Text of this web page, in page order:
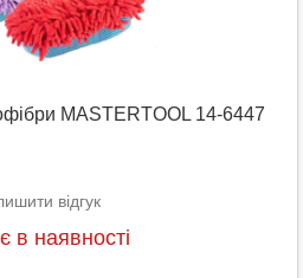
MASTERTOOL 14-6447
відгук
в наявності